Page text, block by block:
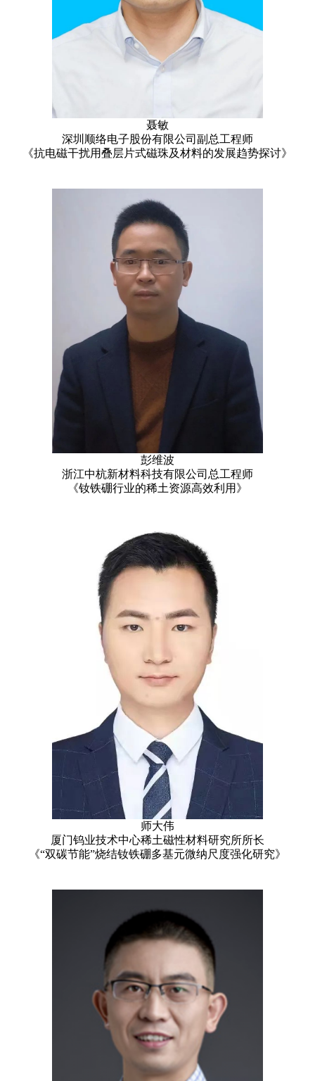
聂敏
深圳顺络电子股份有限公司副总工程师
《抗电磁干扰用叠层片式磁珠及材料的发展趋势探讨》
彭维波
浙江中杭新材料科技有限公司总工程师
《钕铁硼行业的稀土资源高效利用》
师大伟
厦门钨业技术中心稀土磁性材料研究所所长
《“双碳节能”烧结钕铁硼多基元微纳尺度强化研究》